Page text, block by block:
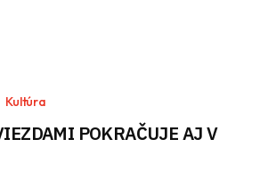
Kultúra
POKRAČUJE AJ V